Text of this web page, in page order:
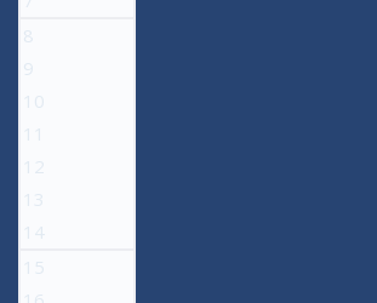
8
9
10
11
12
13
14
15